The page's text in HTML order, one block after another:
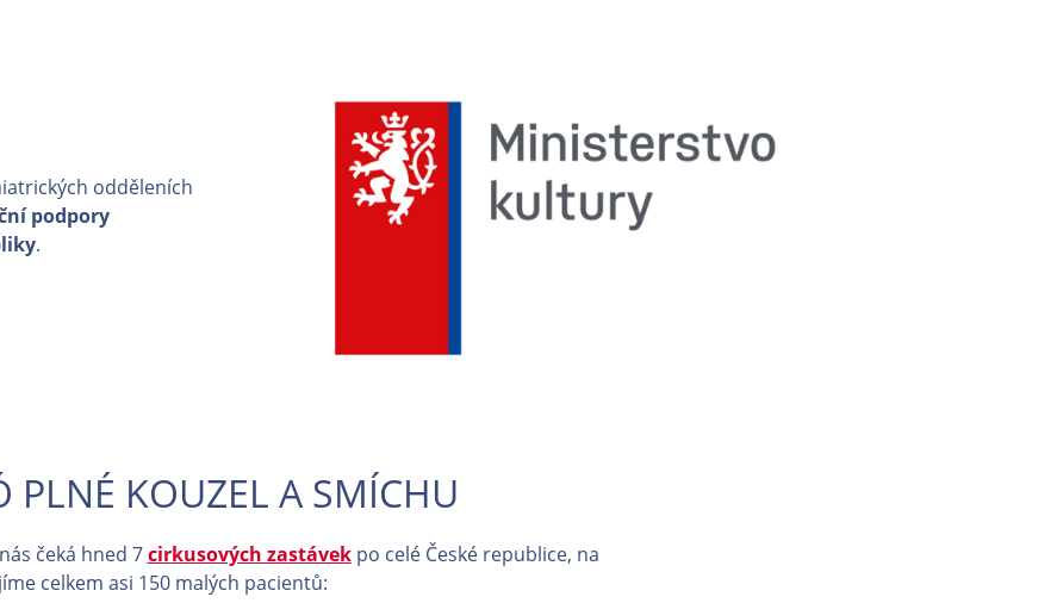
odděleních
podpory
.
PLNÉ KOUZEL A SMÍCHU
čeká hned 7cirkusových zastávekpo celé České republice, na
celkem asi 150 malých pacientů: